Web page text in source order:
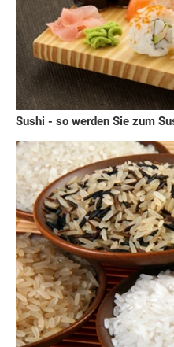
Sushi - so werden Sie zum